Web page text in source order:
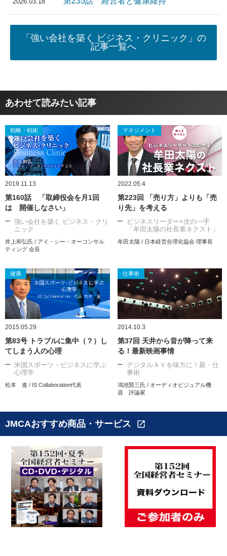
「強い会社を築く ビジネス・クリニック」の
記事一覧へ
あわせて読みたい記事
戦略・戦術
2019.11.13
第160話 「取締役会を月1回
は 開催しなさい」
強い会社を築く ビジネス・クリ
ニック
井上和弘氏 / アイ・シー・オーコンサル
ティング 会長
マネジメント
2022.05.4
第223回 「売り方」よりも「売
り先」を考える
ビジネスリーダー×次の一手
「牟田太陽の社長業ネクスト」
牟田太陽 / 日本経営合理化協会 理事長
健康
2015.05.29
第83号 トラブルに集中（？）し
てしまう人の心理
米国スポーツ・ビジネスに学ぶ
心理学
松本 進 / IS Collaboration代表
仕事術
2014.10.3
第37回 天井から音が降って来
る！最新映画事情
デジタルＡＶを味方に！新・仕
事術
鴻池賢三氏 / オーディオビジュアル機
器 評論家
JMCAおすすめ商品・サービス open_in_new